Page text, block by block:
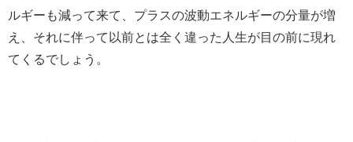
ルギーも減って来て、プラスの波動エネルギーの分量が増
え、それに伴って以前とは全く違った人生が目の前に現れ
てくるでしょう。